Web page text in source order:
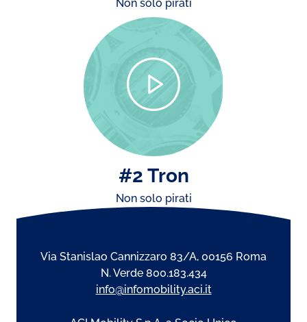
Non solo pirati
#2 Tron
Non solo pirati
Via Stanislao Cannizzaro 83/A, 00156 Roma
N. Verde 800.183.434
info@infomobility.aci.it